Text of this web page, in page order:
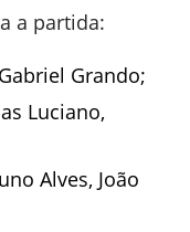
a partida:
Grando;
Luciano,
Alves, João